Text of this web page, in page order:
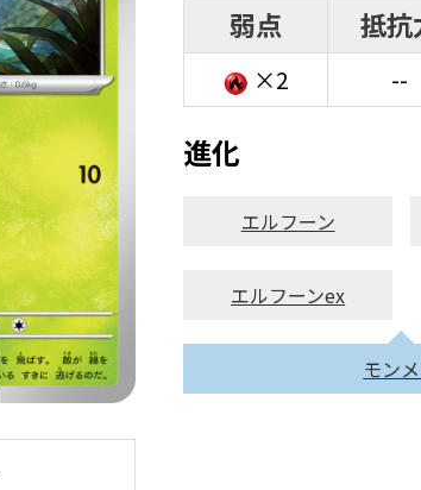
弱点 抵抗
×2 --
進化
エルフーン
エルフーンex
モン